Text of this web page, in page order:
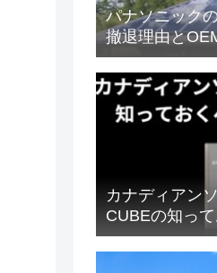
パナソニック
撤退理由と
カナディアン
CUBEの知っ